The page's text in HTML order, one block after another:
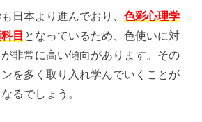
日本より進んでおり、色彩心理学
目 となっているため、色使いに対
非常に高い傾向があります。その
を多く取り入れ学んでいくことが
るでしょう。